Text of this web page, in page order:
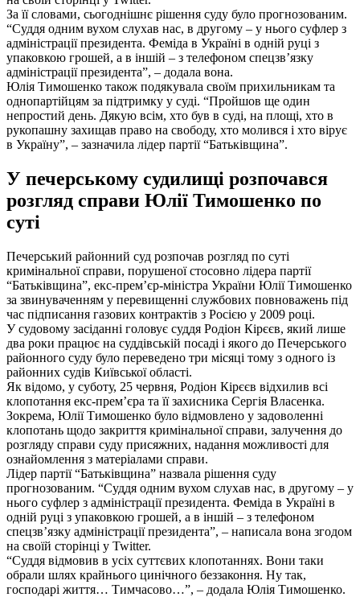
За її словами, сьогоднішнє рішення суду було прогнозованим.
“Суддя одним вухом слухав нас, в другому – у нього суфлер з
адміністрації президента. Феміда в Україні в одній руці з
упаковкою грошей, а в іншій – з телефоном спецзв’язку
адміністрації президента”, – додала вона.
Юлія Тимошенко також подякувала своїм прихильникам та
однопартійцям за підтримку у суді. “Пройшов ще один
непростий день. Дякую всім, хто був в суді, на площі, хто в
рукопашну захищав право на свободу, хто молився і хто вірує
в Україну”, – зазначила лідер партії “Батьківщина”.
У печерському судилищі розпочався
розгляд справи Юлії Тимошенко по
суті
Печерський районний суд розпочав розгляд по суті
кримінальної справи, порушеної стосовно лідера партії
“Батьківщина”, екс-прем’єр-міністра України Юлії Тимошенко
за звинуваченням у перевищенні службових повноважень під
час підписання газових контрактів з Росією у 2009 році.
У судовому засіданні головує суддя Родіон Кірєєв, який лише
два роки працює на суддівській посаді і якого до Печерського
районного суду було переведено три місяці тому з одного із
районних судів Київської області.
Як відомо, у суботу, 25 червня, Родіон Кірєєв відхилив всі
клопотання екс-прем’єра та її захисника Сергія Власенка.
Зокрема, Юлії Тимошенко було відмовлено у задоволенні
клопотань щодо закриття кримінальної справи, залучення до
розгляду справи суду присяжних, надання можливості для
ознайомлення з матеріалами справи.
Лідер партії “Батьківщина” назвала рішення суду
прогнозованим. “Суддя одним вухом слухав нас, в другому – у
нього суфлер з адміністрації президента. Феміда в Україні в
одній руці з упаковкою грошей, а в іншій – з телефоном
спецзв’язку адміністрації президента”, – написала вона згодом
на своїй сторінці у Twitter.
“Суддя відмовив в усіх суттєвих клопотаннях. Вони таки
обрали шлях крайнього цинічного беззаконня. Ну так,
господарі життя… Тимчасово…”, – додала Юлія Тимошенко.